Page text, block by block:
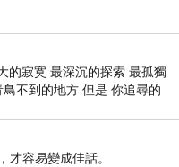
水肩背兩用包-黑
助谷哥大神 發現冰
黑色-5016的評價真
文.試用文.分享文
的寂寞 最深沉的探索 最孤獨
不到的地方 但是 你追尋的
才容易變成佳話。